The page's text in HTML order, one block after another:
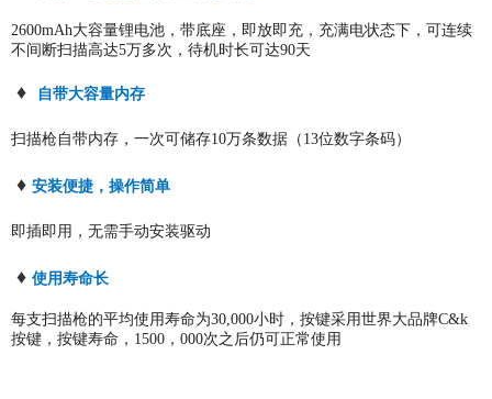
2600mAh大容量锂电池，带底座，即放即充，充满电状态下，可连续
不间断扫描高达5万多次，待机时长可达90天
♦ 自带大容量内存
扫描枪自带内存，一次可储存10万条数据（13位数字条码）
♦ 安装便捷，操作简单
即插即用，无需手动安装驱动
♦ 使用寿命长
每支扫描枪的平均使用寿命为30,000小时，按键采用世界大品牌C&k
按键，按键寿命，1500，000次之后仍可正常使用